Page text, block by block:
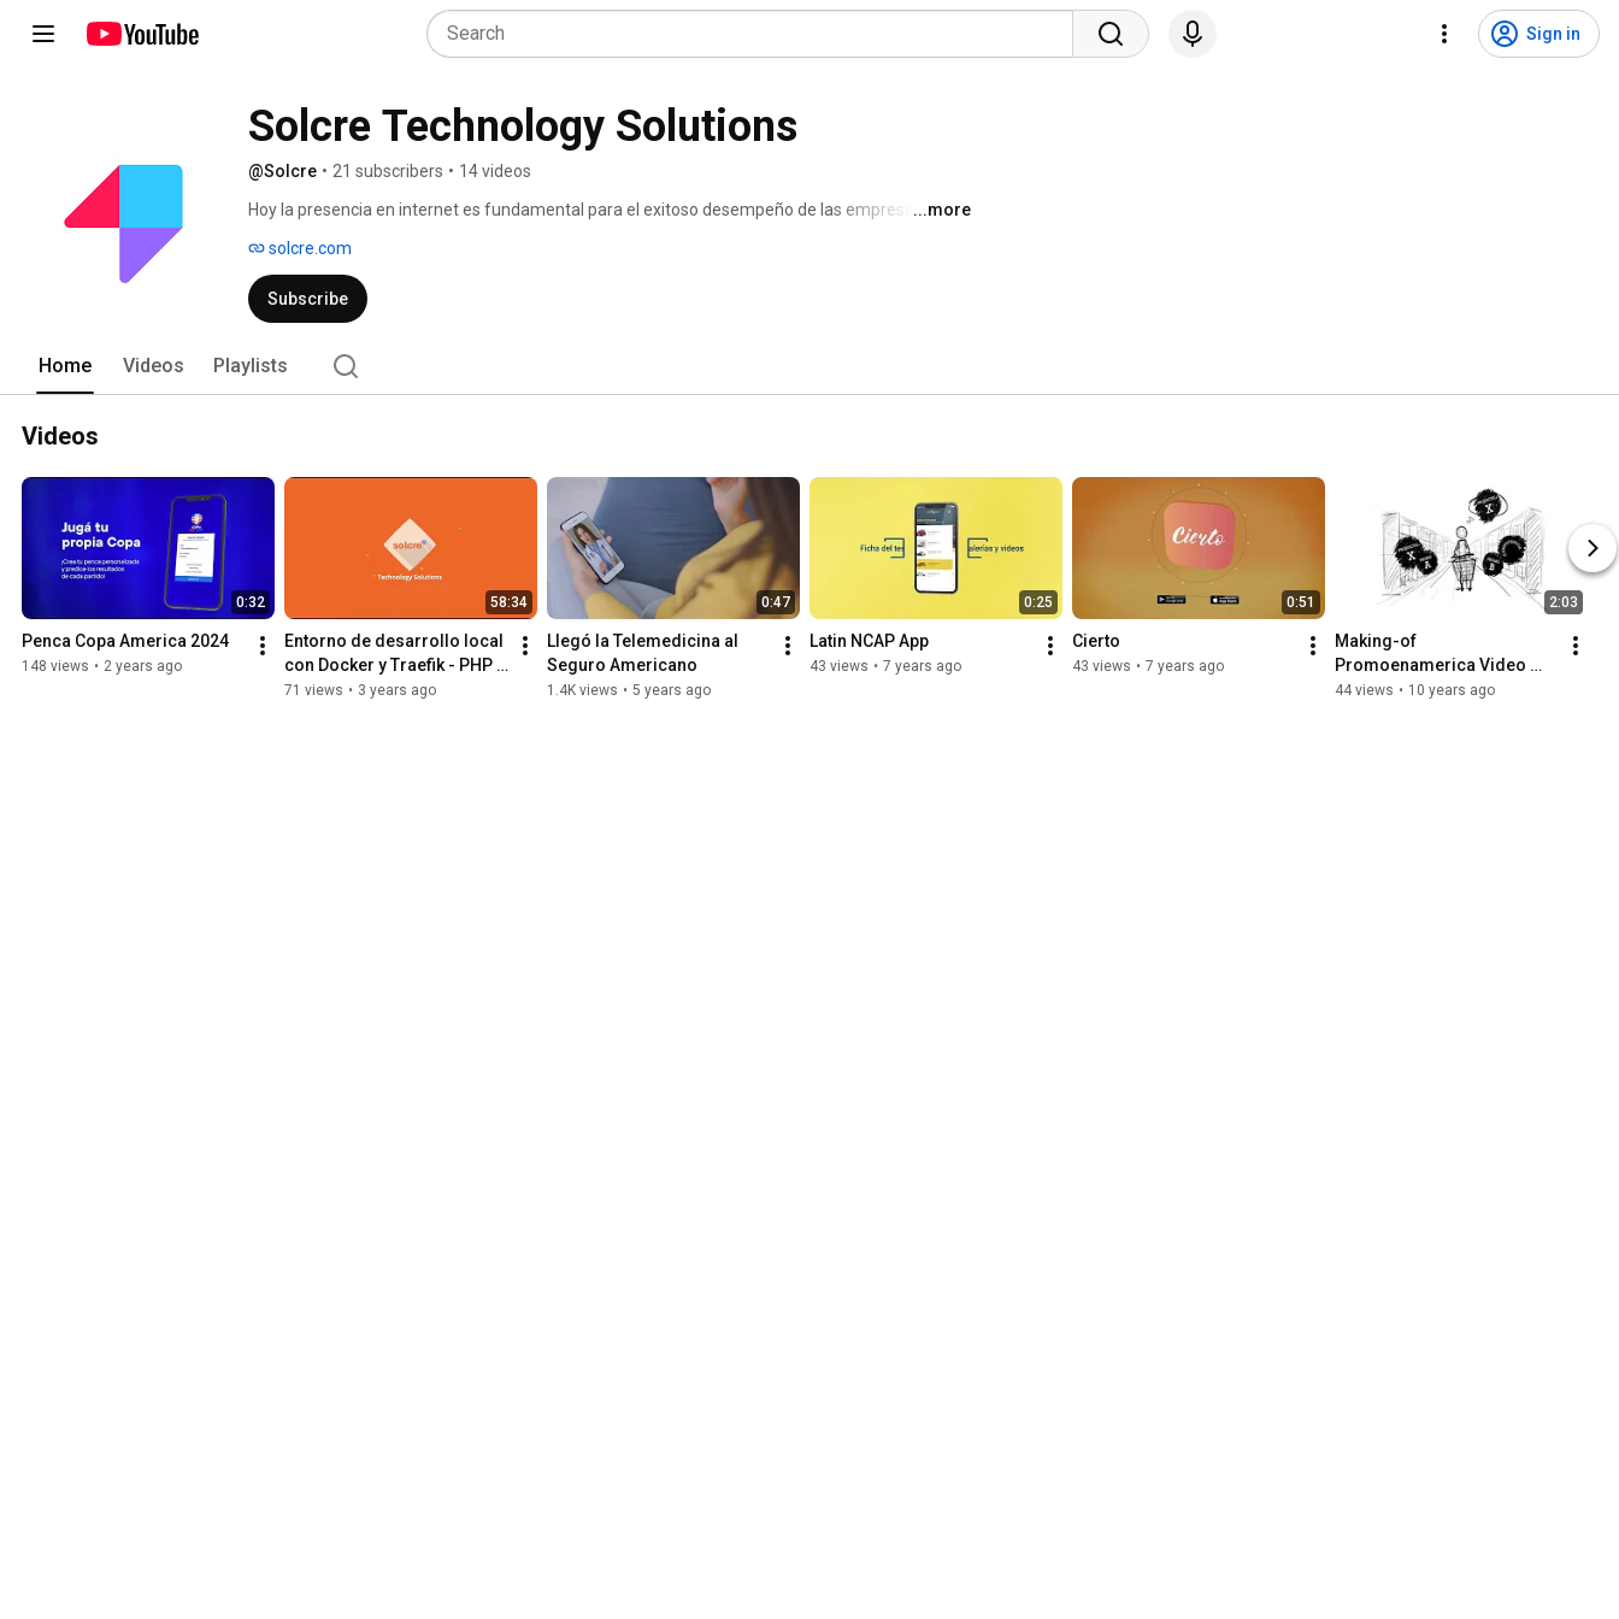
Sign in
Solcre Technology Solutions
@Solcre • 21 subscribers • 14 videos
Hoy la presencia en internet es fundamental para el exitoso desempeño de las empresas.
marketing y comunicación le brinda soluciones tecnológicas integrales para la rápida inserción
renovación y/o perfeccionamiento  de su empresa en la red.
...more
solcre.com
Subscribe
Home Videos Playlists
Videos
0:32
Penca Copa America 2024
148 views • 2 years ago
58:34
Entorno de desarrollo local
con Docker y Traefik - PHP
Meet MVD 2022/06/07
71 views • 3 years ago
0:47
Llegó la Telemedicina al
Seguro Americano
1.4K views • 5 years ago
0:25
Latin NCAP App
43 views • 7 years ago
0:51
Cierto
43 views • 7 years ago
2:03
Making-of
Promoenamerica Video
Promocional
44 views • 10 years ago